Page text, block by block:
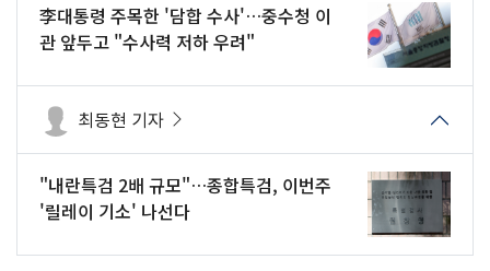
李대통령 주목한 '담합 수사'…중수청 이
관 앞두고 "수사력 저하 우려"
최동현 기자
"내란특검 2배 규모"…종합특검, 이번주
'릴레이 기소' 나선다